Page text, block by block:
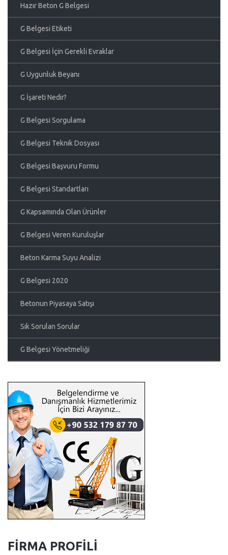
Hazır Beton G Belgesi
G Belgesi Etiketi
G Belgesi İçin Gerekli Evraklar
G Uygunluk Beyanı
G İşareti Nedir?
G Belgesi Sorgulama
G Belgesi Teknik Dosyası
G Belgesi Başvuru Formu
G Belgesi Standartları
G Kapsamında Olan Ürünler
G Belgesi Veren Kuruluşlar
Beton Karma Suyu Analizi
G Belgesi 2020
Betonun Piyasaya Satışı
Sık Sorulan Sorular
G Belgesi Yönetmeliği
FIRMA PROFILI